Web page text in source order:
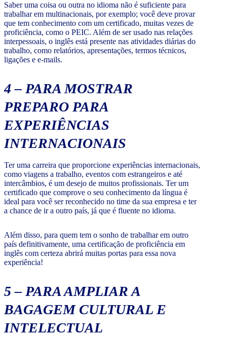
Saber uma coisa ou outra no idioma não é suficiente para
trabalhar em multinacionais, por exemplo; você deve provar
que tem conhecimento com um certificado, muitas vezes de
proficiência, como o PEIC. Além de ser usado nas relações
interpessoais, o inglês está presente nas atividades diárias do
trabalho, como relatórios, apresentações, termos técnicos,
ligações e e-mails.
4 – PARA MOSTRAR
PREPARO PARA
EXPERIÊNCIAS
INTERNACIONAIS
Ter uma carreira que proporcione experiências internacionais,
como viagens a trabalho, eventos com estrangeiros e até
intercâmbios, é um desejo de muitos profissionais. Ter um
certificado que comprove o seu conhecimento da língua é
ideal para você ser reconhecido no time da sua empresa e ter
a chance de ir a outro país, já que é fluente no idioma.
Além disso, para quem tem o sonho de trabalhar em outro
país definitivamente, uma certificação de proficiência em
inglês com certeza abrirá muitas portas para essa nova
experiência!
5 – PARA AMPLIAR A
BAGAGEM CULTURAL E
INTELECTUAL